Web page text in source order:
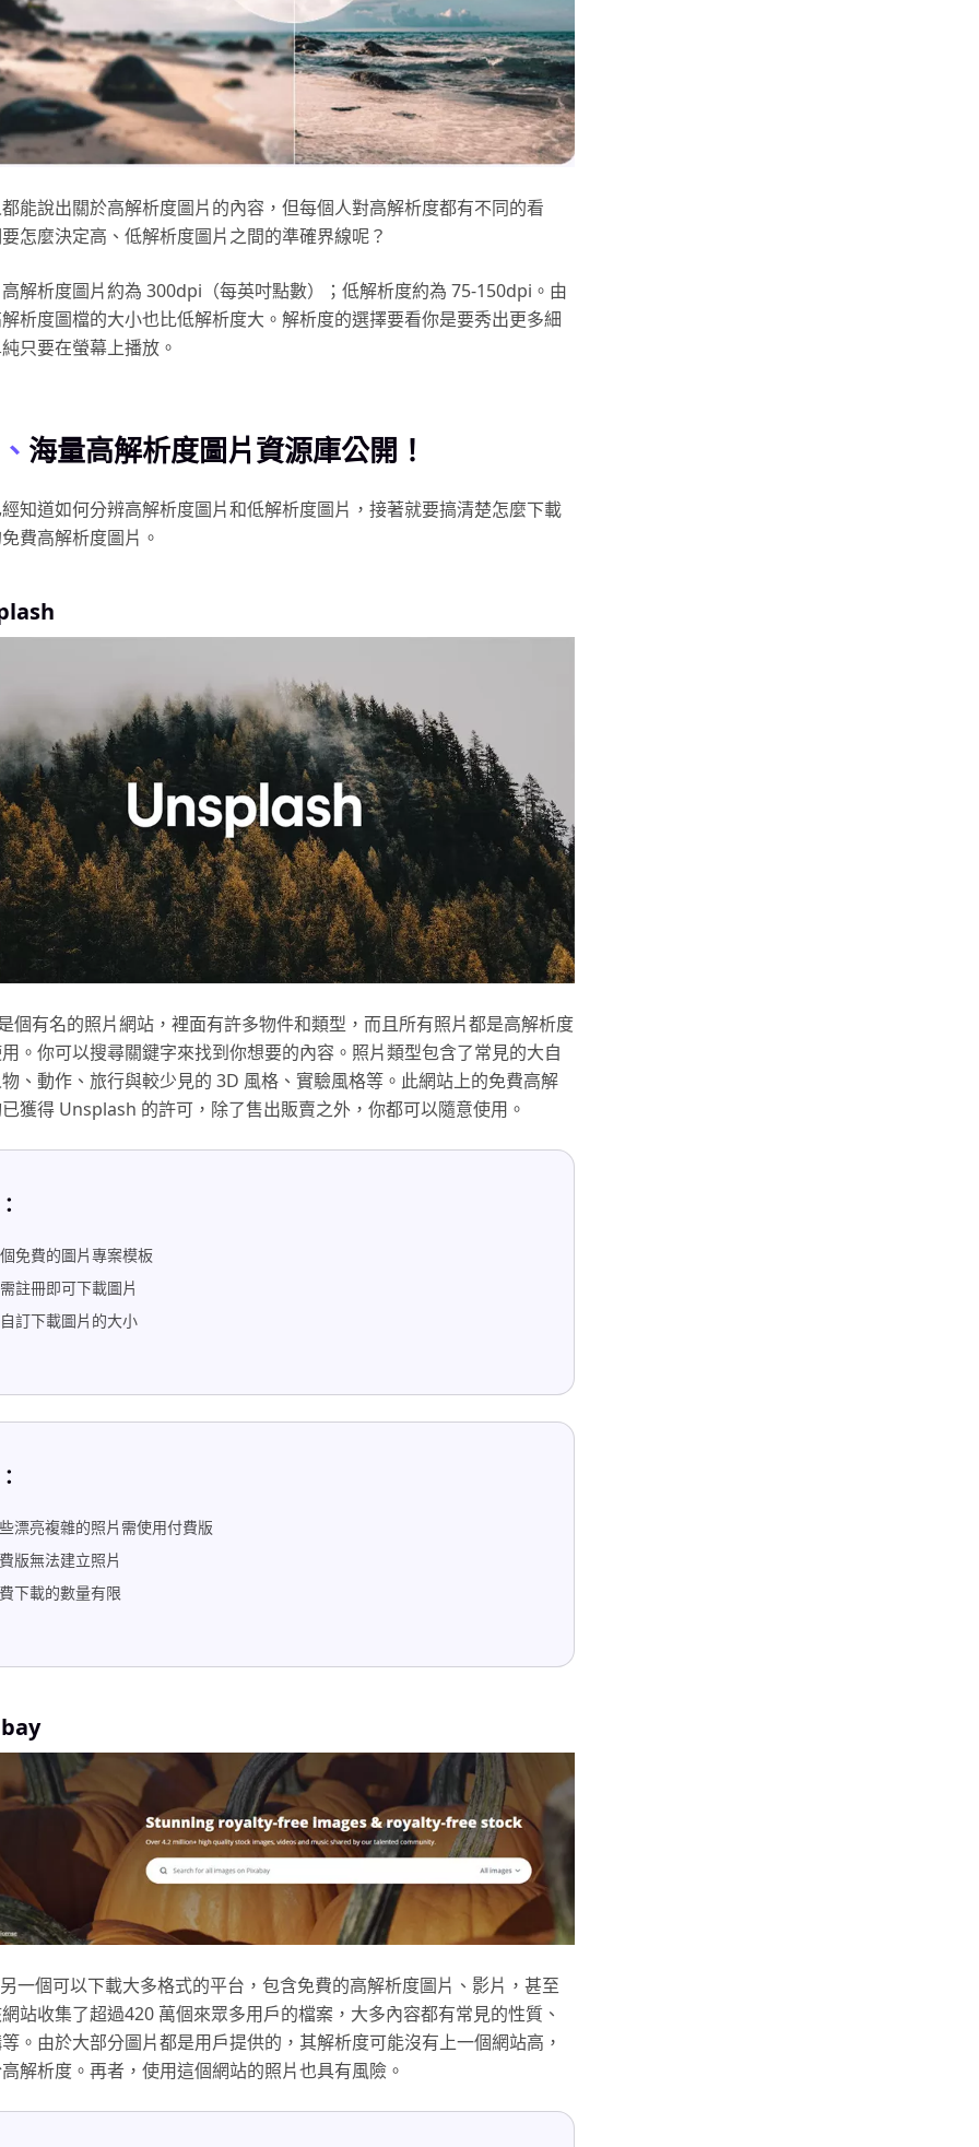
能說出關於高解析度圖片的內容，但每個人對高解析度都有不同的看
怎麼決定高、低解析度圖片之間的準確界線呢？
解析度圖片約為 300dpi（每英吋點數）；低解析度約為 75-150dpi。由
析度圖檔的大小也比低解析度大。解析度的選擇要看你是要秀出更多細
只要在螢幕上播放。
海量高解析度圖片資源庫公開！
知道如何分辨高解析度圖片和低解析度圖片，接著就要搞清楚怎麼下載
費高解析度圖片。
個有名的照片網站，裡面有許多物件和類型，而且所有照片都是高解析度
。你可以搜尋關鍵字來找到你想要的內容。照片類型包含了常見的大自
、動作、旅行與較少見的 3D 風格、實驗風格等。此網站上的免費高解
獲得 Unsplash 的許可，除了售出販賣之外，你都可以隨意使用。
免費的圖片專案模板
註冊即可下載圖片
訂下載圖片的大小
漂亮複雜的照片需使用付費版
版無法建立照片
下載的數量有限
一個可以下載大多格式的平台，包含免費的高解析度圖片、影片，甚至
站收集了超過420 萬個來眾多用戶的檔案，大多內容都有常見的性質、
。由於大部分圖片都是用戶提供的，其解析度可能沒有上一個網站高，
解析度。再者，使用這個網站的照片也具有風險。